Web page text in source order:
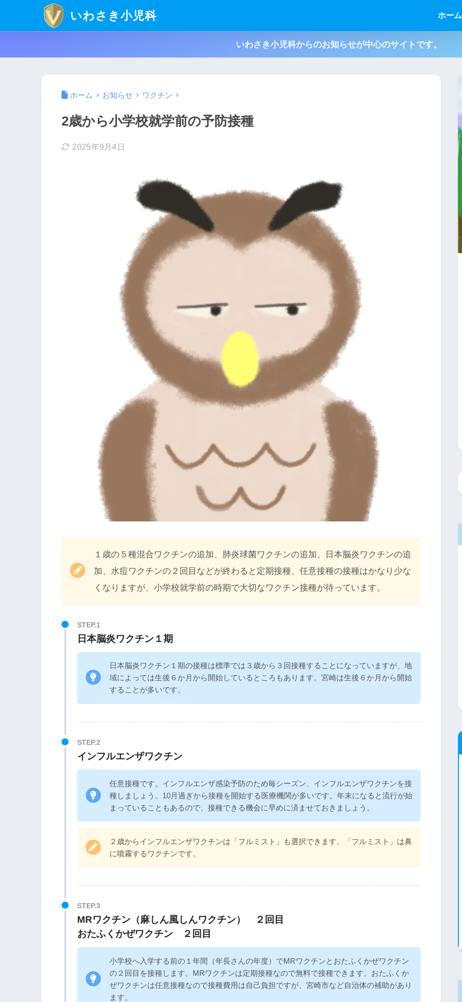
いわさき小児科 ホーム
いわさき小児科からのお知らせが中心のサイトです。
ホーム お知らせ ワクチン
2歳から小学校就学前の予防接種
2025年9月4日
１歳の５種混合ワクチンの追加、肺炎球菌ワクチンの追加、日本脳炎ワクチンの追
加、水痘ワクチンの２回目などが終わると定期接種、任意接種の接種はかなり少な
くなりますが、小学校就学前の時期で大切なワクチン接種が待っています。
日本脳炎ワクチン１期
日本脳炎ワクチン１期の接種は標準では３歳から３回接種することになっていますが、地
域によっては生後６か月から開始しているところもあります。宮崎は生後６か月から開始
することが多いです。
インフルエンザワクチン
任意接種です。インフルエンザ感染予防のため毎シーズン、インフルエンザワクチンを接
種しましょう。10月過ぎから接種を開始する医療機関が多いです。年末になると流行が始
まっていることもあるので、接種できる機会に早めに済ませておきましょう。
２歳からインフルエンザワクチンは「フルミスト」も選択できます。「フルミスト」は鼻
に噴霧するワクチンです。
MRワクチン（麻しん風しんワクチン） ２回目
おたふくかぜワクチン ２回目
小学校へ入学する前の１年間（年長さんの年度）でMRワクチンとおたふくかぜワクチン
の２回目を接種します。MRワクチンは定期接種なので無料で接種できます。おたふくか
ぜワクチンは任意接種なので接種費用は自己負担ですが、宮崎市など自治体の補助があり
ます。